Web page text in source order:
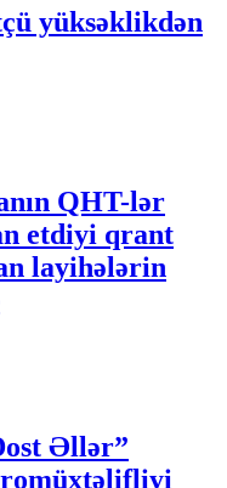
yüksəklikdən
QHT-lər
etdiyi qrant
layihələrin
Əllər”